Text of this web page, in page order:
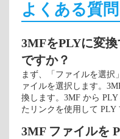
よくある質問
3MFをPLYに変
ですか？
まず、「ファイルを選択
ァイルを選択します。
換します。3MF から
たリンクを使用して PLY
3MF ファイルを